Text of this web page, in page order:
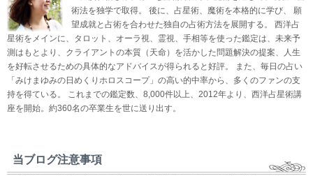
術法を独学で取得。 後に、占星術、魔術を本格的に学び、 願
望成就と占術を合わせた独自の占術方法を展開する。 西洋占
星術をメインに、タロット、オーラ視、霊視、手相等を使った鑑定は、未来予
測はもとより、クライアントの本質（天命）を活かした問題解決の提案、人生
を好転させるための具体的なアドバイスが得られると好評。 また、毎日の占い
「みけまゆみの日めくりホロスコープ」の高い的中率から、多くのファンの支
持を得ている。 これまでの鑑定数、8,000件以上、2012年より、西洋占星術講
座を開始。約360名の卒業生を世に送り出す。
当ブログ注意事項